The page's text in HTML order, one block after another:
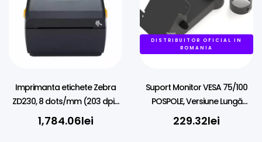
Imprimanta etichete Zebra
ZD230, 8 dots/mm (203 dpi),
EPLII, ZPLII, USB, Ethernet, black
1,784.06lei
DISTRIBUITOR OFICIAL IN
ROMANIA
Suport Monitor VESA 75/100
POSPOLE, Versiune Lungă
(120mm), Montare pe 45mm
229.32lei